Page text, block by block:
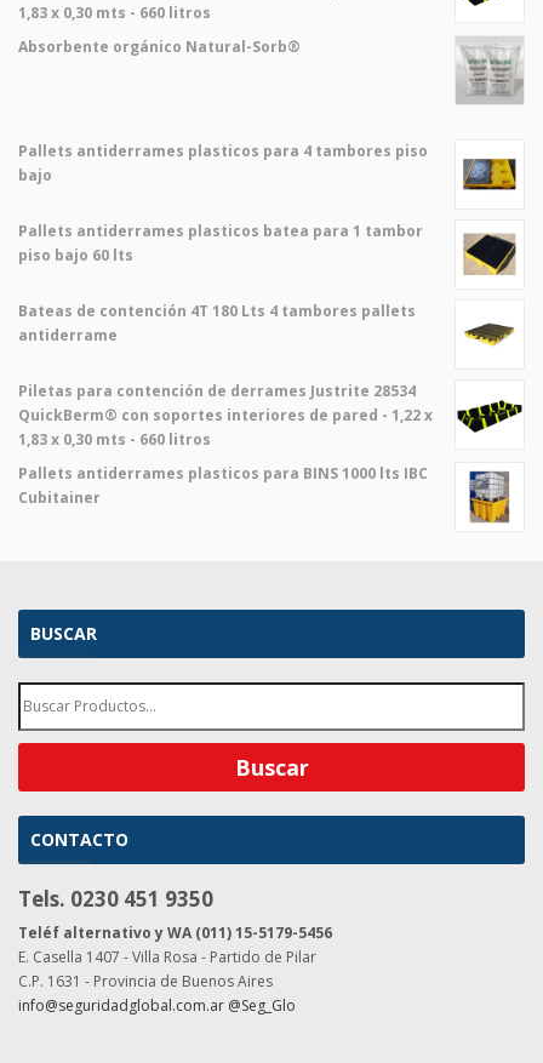
1,83 x 0,30 mts - 660 litros
Absorbente orgánico Natural-Sorb®
Pallets antiderrames plasticos para 4 tambores piso
bajo
Pallets antiderrames plasticos batea para 1 tambor
piso bajo 60 lts
Bateas de contención 4T 180 Lts 4 tambores pallets
antiderrame
Piletas para contención de derrames Justrite 28534
QuickBerm® con soportes interiores de pared - 1,22 x
1,83 x 0,30 mts - 660 litros
Pallets antiderrames plasticos para BINS 1000 lts IBC
Cubitainer
BUSCAR
CONTACTO
Tels. 0230 451 9350
Teléf alternativo y WA (011) 15-5179-5456
E. Casella 1407 - Villa Rosa - Partido de Pilar
C.P. 1631 - Provincia de Buenos Aires
info@seguridadglobal.com.ar @Seg_Glo